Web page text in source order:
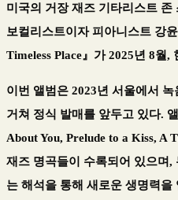
미국의 거장 재즈 기타리스트 존
보컬리스트이자 피아니스트 강
Timeless Place 』 가2025년 8월,
이번 앨범은 2023년 서울에서 녹
거쳐 정식 발매를 앞두고 있다.
About You, Prelude to a Kiss, A
재즈 명곡들이 수록되어 있으며,
는 해석을 통해 새로운 생명력을